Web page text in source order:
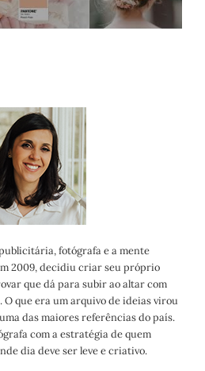
fotógrafa e a mente
2009, decidiu criar seu próprio
que dá para subir ao altar com
O que era um arquivo de ideias virou
das maiores referências do país.
com a estratégia de quem
dia deve ser leve e criativo.